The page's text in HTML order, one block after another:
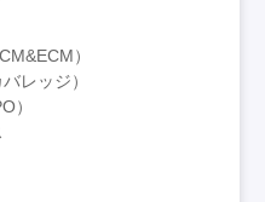
）
レッジ）
）